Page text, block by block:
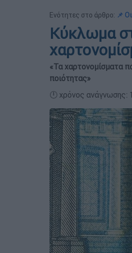
Ενότητες στο άρθρο: 📌
Κύκλωμα
«Τα χαρτονομίσματα
ποιότητας»
🕛 χρόνος